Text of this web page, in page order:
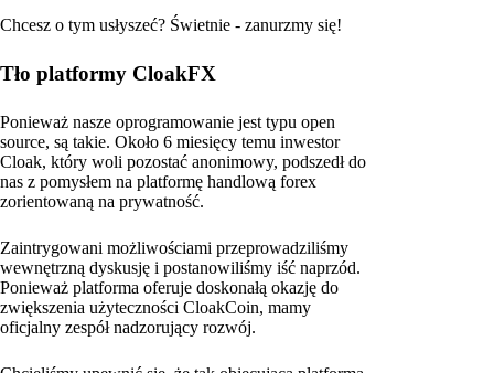
Chcesz o tym usłyszeć? Świetnie - zanurzmy się!
Tło platformy CloakFX
Ponieważ nasze oprogramowanie jest typu open
source, są takie. Około 6 miesięcy temu inwestor
Cloak, który woli pozostać anonimowy, podszedł do
nas z pomysłem na platformę handlową forex
zorientowaną na prywatność.
Zaintrygowani możliwościami przeprowadziliśmy
wewnętrzną dyskusję i postanowiliśmy iść naprzód.
Ponieważ platforma oferuje doskonałą okazję do
zwiększenia użyteczności CloakCoin, mamy
oficjalny zespół nadzorujący rozwój.